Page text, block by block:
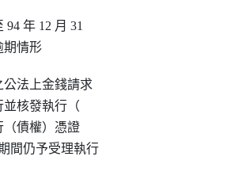
年 12 月 31
期情形
公法上金錢請求
並核發執行（
（債權）憑證
期間仍予受理執行